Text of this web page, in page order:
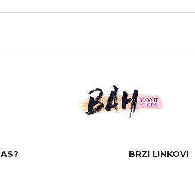
BRZI LINKOVI